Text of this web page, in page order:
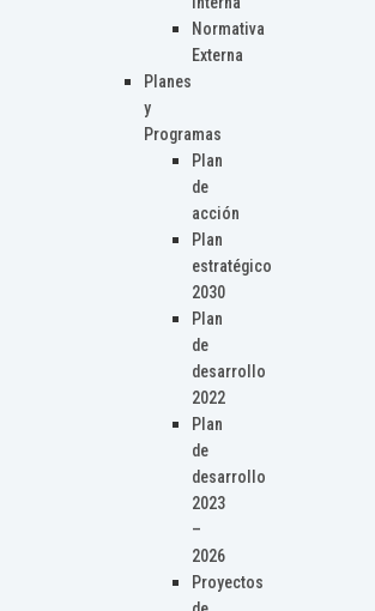
Normativa
Externa
Planes
y
Programas
Plan
de
acción
Plan
estratégico
2030
Plan
de
desarrollo
2022
Plan
de
desarrollo
2023
–
2026
Proyectos